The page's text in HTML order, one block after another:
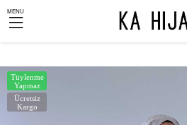
MENU
Ücretsiz
Kargo
Tüylenme
Yapmaz